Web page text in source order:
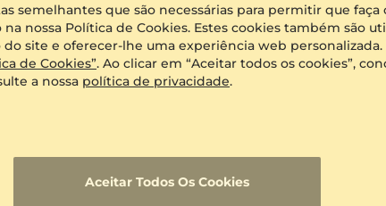
semelhantes que são necessárias para permitir que
nossa Política de Cookies. Estes cookies também são
site e oferecer-lhe uma experiência web
de Cookies”. Ao clicar em “Aceitar todos os cookies”,
a nossa política de privacidade.
Aceitar Todos Os Cookies